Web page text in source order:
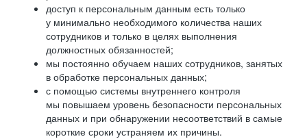
доступ к персональным данным есть только
у минимально необходимого количества наших
сотрудников и только в целях выполнения
должностных обязанностей;
мы постоянно обучаем наших сотрудников, занятых
в обработке персональных данных;
с помощью системы внутреннего контроля
мы повышаем уровень безопасности персональных
данных и при обнаружении несоответствий в самые
короткие сроки устраняем их причины.